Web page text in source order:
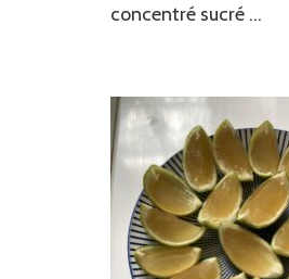
concentré sucré …